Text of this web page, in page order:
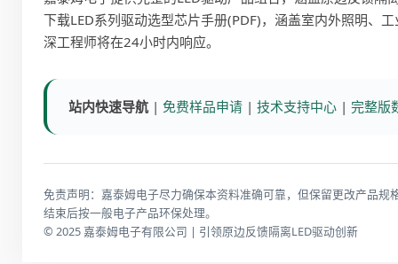
下载LED系列驱动选型芯片手册(PDF)，涵盖室内外照明、
深工程师将在24小时内响应。
站内快速导航 | 免费样品申请 | 技术支持中心 | 完整版
免责声明：嘉泰姆电子尽力确保本资料准确可靠，但保留更改产品
结束后按一般电子产品环保处理。
© 2025 嘉泰姆电子有限公司 | 引领原边反馈隔离LED驱动创新